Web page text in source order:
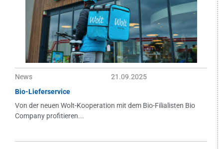
News
21.09.2025
Bio-Lieferservice
Von der neuen Wolt-Kooperation mit dem Bio-Filialisten Bio
Company profitieren...